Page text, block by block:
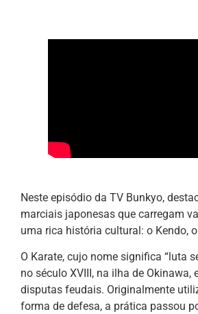
Neste episódio da TV Bunkyo,
marciais japonesas que carregam
uma rica história cultural: o Kendo,
O Karate, cujo nome significa “luta
no século XVIII, na ilha de Okinawa,
disputas feudais. Originalmente
forma de defesa, a prática passou